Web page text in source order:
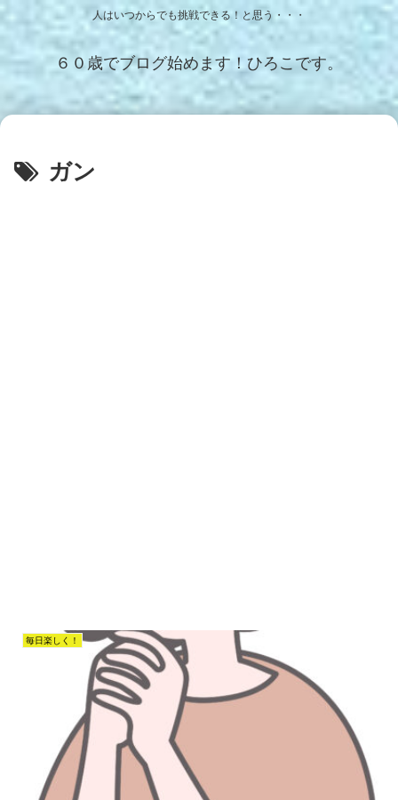
人はいつからでも挑戦できる！と思う・・・
６０歳でブログ始めます！ひろこです。
ガン
毎日楽しく！